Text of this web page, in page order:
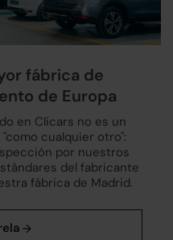
fábrica de
de Europa
en Clicars no es un
cualquier otro":
por nuestros
del fabricante
fábrica de Madrid.